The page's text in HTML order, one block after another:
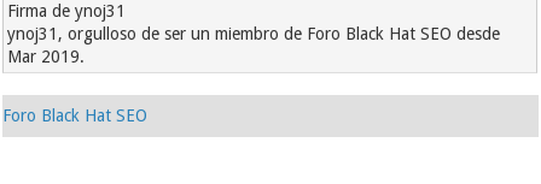
Firma de ynoj31
ynoj31, orgulloso de ser un miembro de Foro Black Hat SEO desde
Mar 2019.
Foro Black Hat SEO